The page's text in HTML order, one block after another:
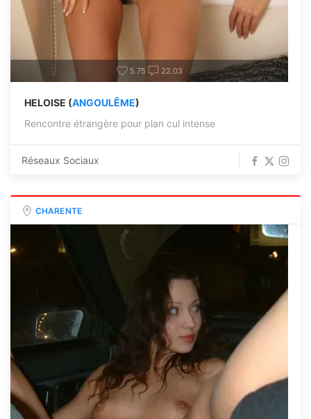
5.75 22.03
HELOISE (ANGOULÊME)
Rencontre étrangère pour plan cul intense
Réseaux Sociaux
CHARENTE